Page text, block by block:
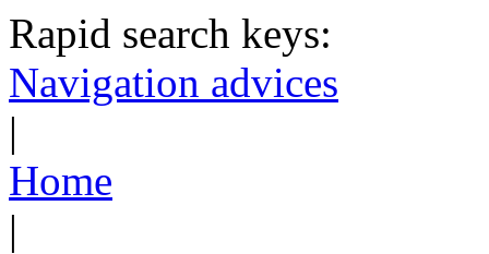
Rapid search keys:
Navigation advices
|
Home
|